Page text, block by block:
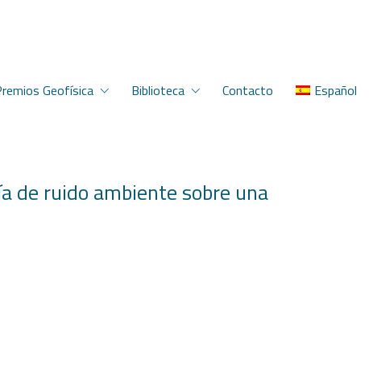
Geofísica Biblioteca Contacto Español
de ruido ambiente sobre una